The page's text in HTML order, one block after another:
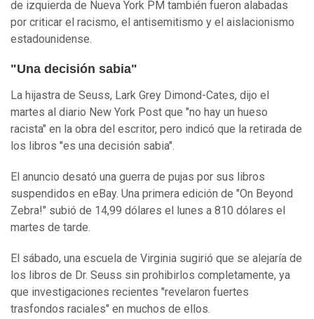
de izquierda de Nueva York PM también fueron alabadas
por criticar el racismo, el antisemitismo y el aislacionismo
estadounidense.
"Una decisión sabia"
La hijastra de Seuss, Lark Grey Dimond-Cates, dijo el
martes al diario New York Post que "no hay un hueso
racista" en la obra del escritor, pero indicó que la retirada de
los libros "es una decisión sabia".
El anuncio desató una guerra de pujas por sus libros
suspendidos en eBay. Una primera edición de "On Beyond
Zebra!" subió de 14,99 dólares el lunes a 810 dólares el
martes de tarde.
El sábado, una escuela de Virginia sugirió que se alejaría de
los libros de Dr. Seuss sin prohibirlos completamente, ya
que investigaciones recientes "revelaron fuertes
trasfondos raciales" en muchos de ellos.